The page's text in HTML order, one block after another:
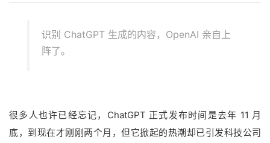
识别 ChatGPT 生成的内容，OpenAI 亲自上
阵了。
很多人也许已经忘记，ChatGPT 正式发布时间是去年 11 月
底，到现在才刚刚两个月，但它掀起的热潮却已引发科技公司